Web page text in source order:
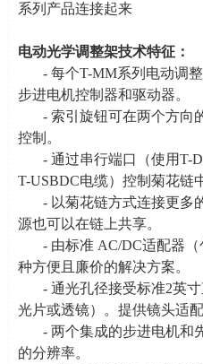
系列产品连接起来
电动光学调整架技术特征：
- 每个T-MM系列电动调
步进电机控制器和驱动器。
- 索引旋钮可在两个方向
控制。
- 通过串行端口（使用T-
T-USBDC电缆）控制菊花链
- 以菊花链方式连接更多
源也可以在链上共享。
- 由标准AC/DC适配器（
种方便且廉价的解决方案。
- 通光孔径接受标准2英
光片或透镜）。提供镜头适配
- 两个集成的步进电机和
的分辨率。